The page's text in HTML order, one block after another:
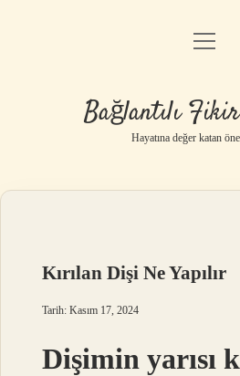
Anasayfa
Yasal Uyarı
Bağlantılı
Hayatına değer katan
Kırılan Dişi Ne Yapılır
Tarih: Kasım 17, 2024
Dişimin yarısı